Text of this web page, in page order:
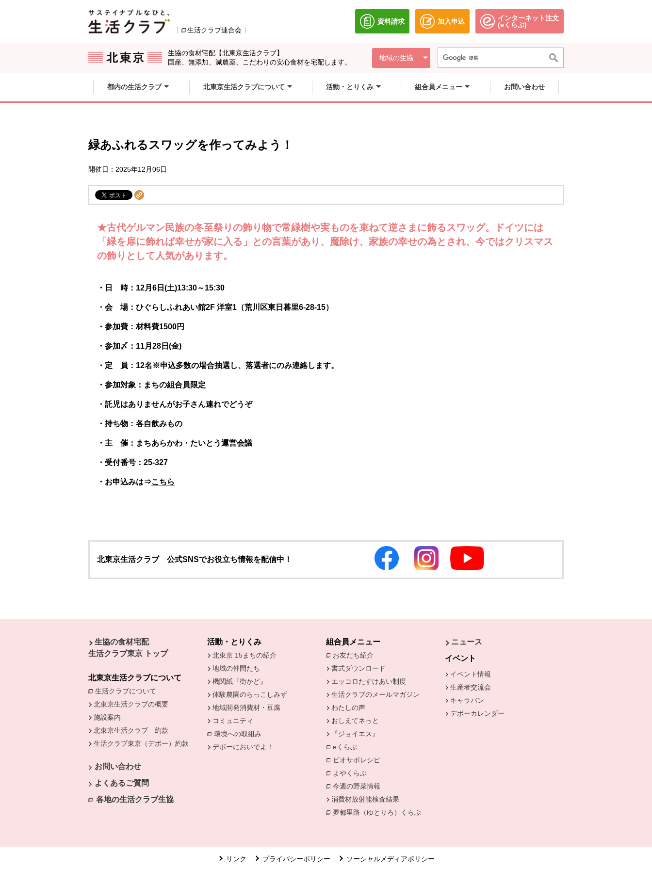
生活クラブ連合会
資料請求
別のウィンドウで開きます。
加入申込
別のウィンドウで開きます。
インターネット注文
(eくらぶ)別のウィンドウで開きます。
生協の食材宅配【北東京生活クラブ】
国産、無添加、減農薬、こだわりの安心食材を宅配します。
地域の生協
都内の生活クラブ 北東京生活クラブについて 活動・とりくみ 組合員メニュー お問い合わせ
緑あふれるスワッグを作ってみよう！
開催日：2025年12月06日
★古代ゲルマン民族の冬至祭りの飾り物で常緑樹や実ものを束ねて逆さまに飾るスワッグ。ドイツには
「緑を扉に飾れば幸せが家に入る」との言葉があり、魔除け、家族の幸せの為とされ、今ではクリスマス
の飾りとして人気があります。
・日 時：12月6日(土)13:30～15:30
・会 場：ひぐらしふれあい館2F 洋室1（荒川区東日暮里6-28-15）
・参加費：材料費1500円
・参加〆：11月28日(金)
・定 員：12名※申込多数の場合抽選し、落選者にのみ連絡します。
・参加対象：まちの組合員限定
・託児はありませんがお子さん連れでどうぞ
・持ち物：各自飲みもの
・主 催：まちあらかわ・たいとう運営会議
・受付番号：25-327
・お申込みは⇒こちら
北東京生活クラブ 公式SNSでお役立ち情報を配信中！
生協の食材宅配
生活クラブ東京 トップ
北東京生活クラブについて
生活クラブについて
別のウィンドウで開きます。
北東京生活クラブの概要
施設案内
北東京生活クラブ 約款
生活クラブ東京（デポー）約款
別のウィンドウで開きます。
お問い合わせ
よくあるご質問
各地の生活クラブ生協
活動・とりくみ
北東京 15まちの紹介
地域の仲間たち
機関紙『街かど』
体験農園のらっこしみず
地域開発消費材・豆腐
コミュニティ
環境への取組み
別のウィンドウで開きます。
デポーにおいでよ！
組合員メニュー
お友だち紹介 別のウィンドウで開きます。
書式ダウンロード
エッコロたすけあい制度
生活クラブのメールマガジン
わたしの声
おしえてネっと
『ジョイエス』
eくらぶ
別のウィンドウで開きます。
ビオサポレシピ
よやくらぶ
今週の野菜情報
消費材放射能検査結果
夢都里路（ゆとりろ）くらぶ
ニュース
イベント
イベント情報
生産者交流会
キャラバン
デポーカレンダー
リンク プライバシーポリシー ソーシャルメディアポリシー